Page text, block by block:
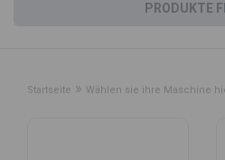
PRODUKTE
Startseite » Wählen sie ihre Maschine